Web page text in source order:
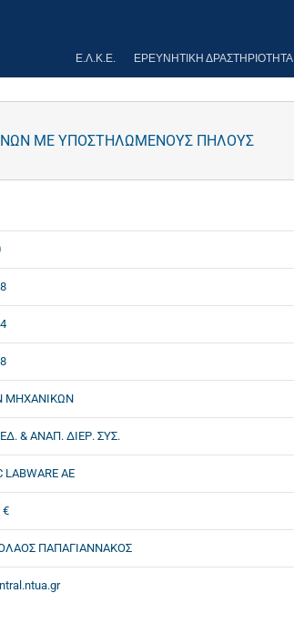
Ε.Λ.Κ.Ε. ΕΡΕΥΝΗΤΙΚΉ ΔΡΑΣΤΗΡΙΌΤΗΤΑ
ΜΕ ΥΠΟΣΤΗΛΩΜΕΝΟΥΣ ΠΗΛΟΥΣ
ΜΗΧΑΝΙΚΩΝ
& ΑΝΑΠ. ΔΙΕΡ. ΣΥΣ.
LABWARE ΑΕ
€
ΠΑΠΑΓΙΑΝΝΑΚΟΣ